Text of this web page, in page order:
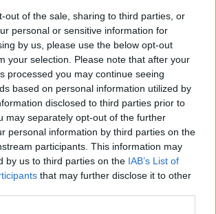
out of the sale, sharing to third parties, or
personal or sensitive information for
by us, please use the below opt-out
your selection. Please note that after your
processed you may continue seeing
based on personal information utilized by
disclosed to third parties prior to
may separately opt-out of the further
personal information by third parties on the
participants. This information may
by us to third parties on the IAB’s List of
that may further disclose it to other
Entra nel canale telegram di
GalluraOggi.it
Inviaci le tue segnalazioni,
i tuoi video e le tue foto
Su WhatsApp al numero +39
345 356 7512